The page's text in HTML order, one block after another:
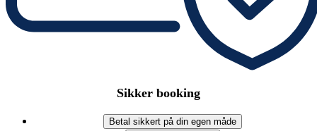
Sikker booking
Betal sikkert på din egen måde